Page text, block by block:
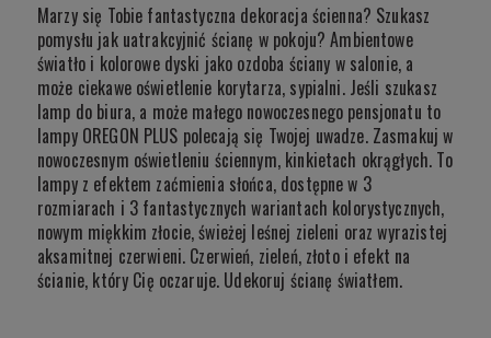
Marzy się Tobie fantastyczna dekoracja ścienna? Szukasz
pomysłu jak uatrakcyjnić ścianę w pokoju? Ambientowe
światło i kolorowe dyski jako ozdoba ściany w salonie, a
może ciekawe oświetlenie korytarza, sypialni. Jeśli szukasz
lamp do biura, a może małego nowoczesnego pensjonatu to
lampy OREGON PLUS polecają się Twojej uwadze. Zasmakuj w
nowoczesnym oświetleniu ściennym, kinkietach okrągłych. To
lampy z efektem zaćmienia słońca, dostępne w 3
rozmiarach i 3 fantastycznych wariantach kolorystycznych,
nowym miękkim złocie, świeżej leśnej zieleni oraz wyrazistej
aksamitnej czerwieni. Czerwień, zieleń, złoto i efekt na
ścianie, który Cię oczaruje. Udekoruj ścianę światłem.